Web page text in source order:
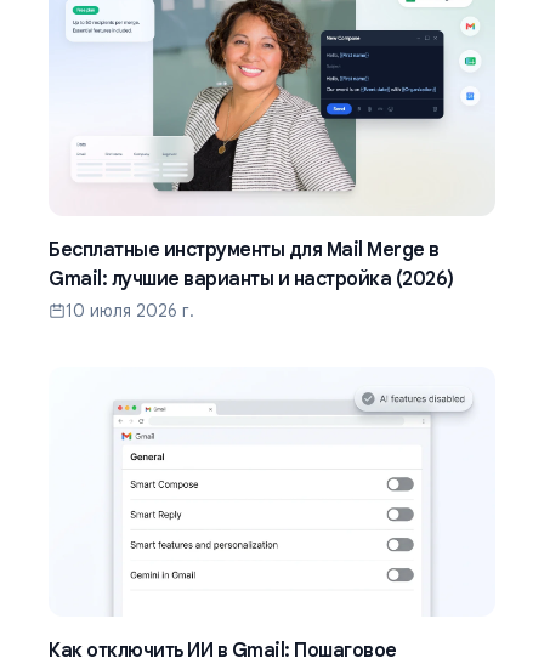
Бесплатные инструменты для Mail Merge в
Gmail: лучшие варианты и настройка (2026)
10 июля 2026 г.
Как отключить ИИ в Gmail: Пошаговое